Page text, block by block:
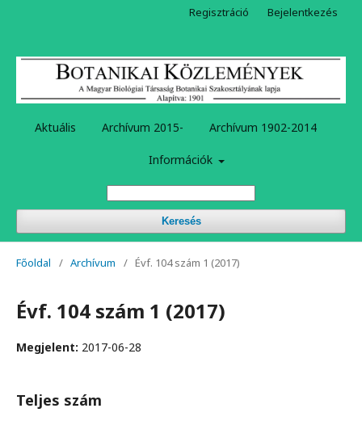
Aktuális Archívum 2015- Archívum 1902-2014
Információk
Keresés
Regisztráció Bejelentkezés
Főoldal / Archívum / Évf. 104 szám 1 (2017)
Évf. 104 szám 1 (2017)
Megjelent: 2017-06-28
Teljes szám